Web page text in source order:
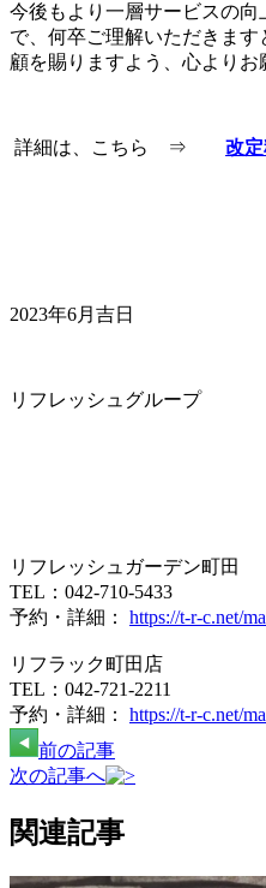
今後もより一層サービスの
で、何卒ご理解いただきま
顧を賜りますよう、心よりお
詳細は、こちら ⇒ 改定
2023年6月吉日
リフレッシュグループ
リフレッシュガーデン町田
TEL：042-710-5433
予約・詳細： https://t-r-c.net/
リフラック町田店
TEL：042-721-2211
予約・詳細： https://t-r-c.net/
前の記事
次の記事へ
関連記事